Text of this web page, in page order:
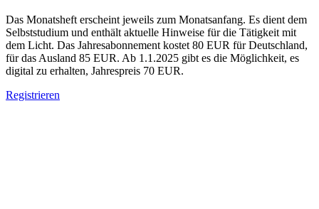
Das Monatsheft erscheint jeweils zum Monatsanfang. Es dient dem
Selbststudium und enthält aktuelle Hinweise für die Tätigkeit mit
dem Licht. Das Jahresabonnement kostet 80 EUR für Deutschland,
für das Ausland 85 EUR. Ab 1.1.2025 gibt es die Möglichkeit, es
digital zu erhalten, Jahrespreis 70 EUR.
Registrieren